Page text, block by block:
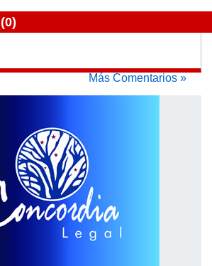
(0)
Más Comentarios »